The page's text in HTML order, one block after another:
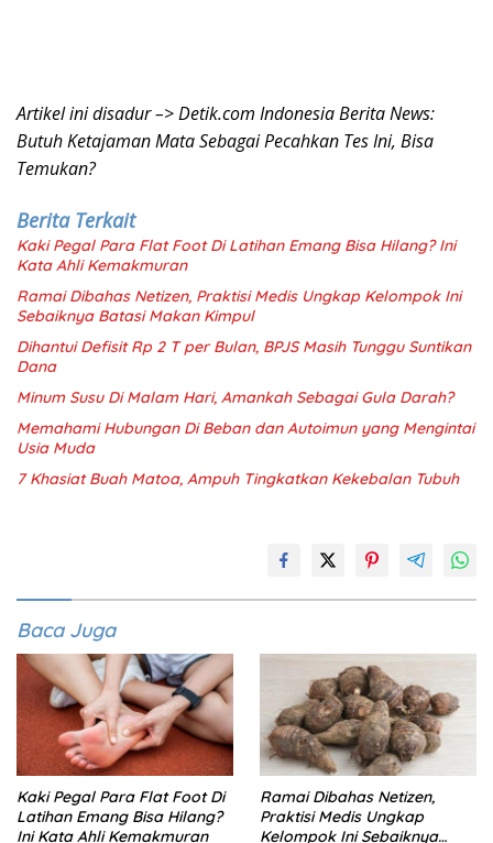
Artikel ini disadur –> Detik.com Indonesia Berita News:
Butuh Ketajaman Mata Sebagai Pecahkan Tes Ini, Bisa
Temukan?
Berita Terkait
Kaki Pegal Para Flat Foot Di Latihan Emang Bisa Hilang? Ini
Kata Ahli Kemakmuran
Ramai Dibahas Netizen, Praktisi Medis Ungkap Kelompok Ini
Sebaiknya Batasi Makan Kimpul
Dihantui Defisit Rp 2 T per Bulan, BPJS Masih Tunggu Suntikan
Dana
Minum Susu Di Malam Hari, Amankah Sebagai Gula Darah?
Memahami Hubungan Di Beban dan Autoimun yang Mengintai
Usia Muda
7 Khasiat Buah Matoa, Ampuh Tingkatkan Kekebalan Tubuh
Baca Juga
Kaki Pegal Para Flat Foot Di
Latihan Emang Bisa Hilang?
Ini Kata Ahli Kemakmuran
Ramai Dibahas Netizen,
Praktisi Medis Ungkap
Kelompok Ini Sebaiknya